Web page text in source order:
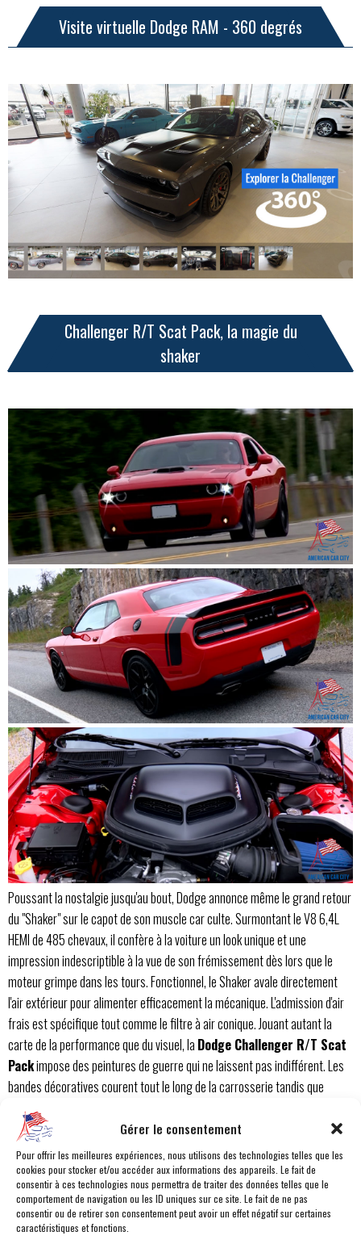
Gérer le consentement
Pour offrir les meilleures expériences, nous utilisons des technologies telles que les
cookies pour stocker et/ou accéder aux informations des appareils. Le fait de
consentir à ces technologies nous permettra de traiter des données telles que le
comportement de navigation ou les ID uniques sur ce site. Le fait de ne pas
consentir ou de retirer son consentement peut avoir un effet négatif sur certaines
caractéristiques et fonctions.
Visite virtuelle Dodge RAM - 360 degrés
Challenger R/T Scat Pack, la magie du
shaker
Poussant la nostalgie jusqu'au bout, Dodge annonce même le grand retour
du "Shaker" sur le capot de son muscle car culte. Surmontant le V8 6,4L
HEMI de 485 chevaux, il confère à la voiture un look unique et une
impression indescriptible à la vue de son frémissement dès lors que le
moteur grimpe dans les tours. Fonctionnel, le Shaker avale directement
l'air extérieur pour alimenter efficacement la mécanique. L'admission d'air
frais est spécifique tout comme le filtre à air conique. Jouant autant la
carte de la performance que du visuel, la Dodge Challenger R/T Scat
Packimpose des peintures de guerre qui ne laissent pas indifférent. Les
bandes décoratives courent tout le long de la carrosserie tandis que
l'écussion 392 HEMI apprend au curieux l'origine de cette mélodie si
particulière. L'emblème d'époque "Scat Pack" refait également surface sur
les ailes. Les jantes aluminium 20 pouces finissent de marquer l'identité
de cette finition R/T.
Vidéo Challenger R/T Scat Pack